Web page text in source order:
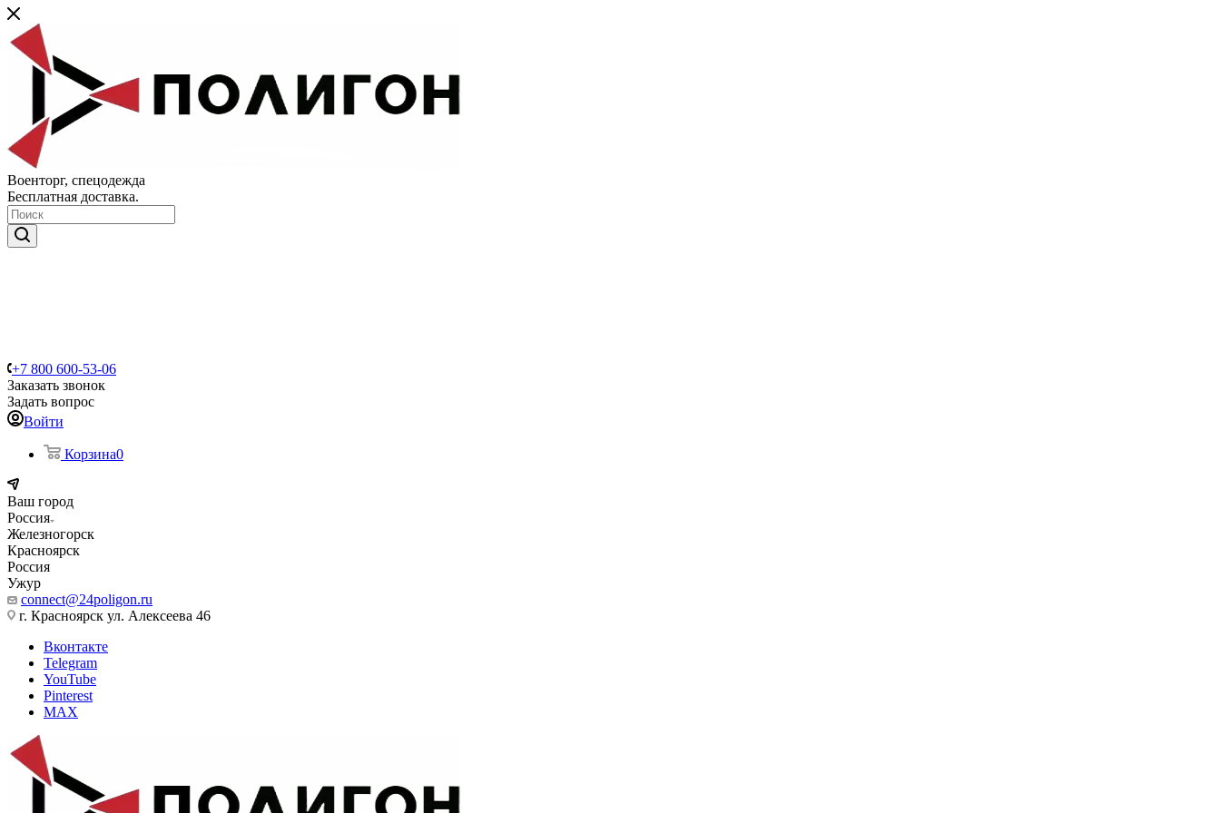
Военторг, спецодежда
Бесплатная доставка.
+7 800 600-53-06
Заказать звонок
Задать вопрос
Войти
Корзина0
Ваш город
Россия
Железногорск
Красноярск
Россия
Ужур
connect@24poligon.ru
г. Красноярск ул. Алексеева 46
Вконтакте
Telegram
YouTube
Pinterest
MAX